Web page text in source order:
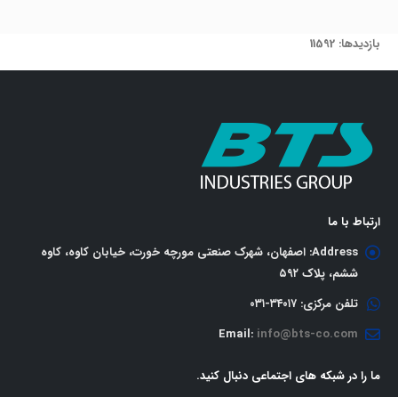
بازدیدها: 11592
ارتباط با ما
Address: اصفهان، شهرک صنعتی مورچه خورت، خیابان کاوه، کاوه
ششم، پلاک ٥٩٢
تلفن مرکزی: ٣٤٠١٧-٠٣١
Email: info@bts-co.com
ما را در شبکه های اجتماعی دنبال کنید.